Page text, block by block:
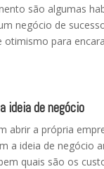
são algumas
negócio de
otimismo para
ideia de negócio
abrir a própria
a ideia de negócio
quais são os